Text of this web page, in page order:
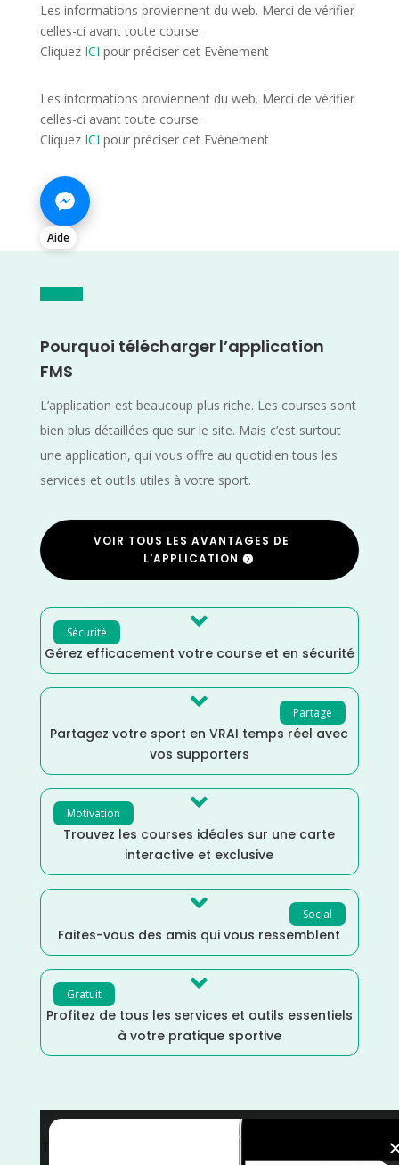
Les informations proviennent du web. Merci de vérifier
celles-ci avant toute course.
Cliquez ICI pour préciser cet Evènement
Les informations proviennent du web. Merci de vérifier
celles-ci avant toute course.
Cliquez ICI pour préciser cet Evènement
Aide
Pourquoi télécharger l’application
FMS
L’application est beaucoup plus riche. Les courses sont
bien plus détaillées que sur le site. Mais c’est surtout
une application, qui vous offre au quotidien tous les
services et outils utiles à votre sport.
VOIR TOUS LES AVANTAGES DE
L'APPLICATION
Sécurité 
Gérez efficacement votre course et en sécurité
Partage

Partagez votre sport en VRAI temps réel avec
vos supporters
Motivation 
Trouvez les courses idéales sur une carte
interactive et exclusive
Social

Faites-vous des amis qui vous ressemblent
Gratuit 
Profitez de tous les services et outils essentiels
à votre pratique sportive
Trail